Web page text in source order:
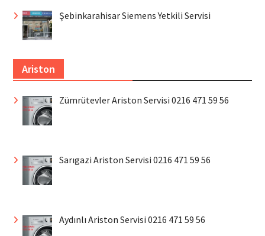
Şebinkarahisar Siemens Yetkili Servisi
Ariston
Zümrütevler Ariston Servisi 0216 471 59 56
Sarıgazi Ariston Servisi 0216 471 59 56
Aydınlı Ariston Servisi 0216 471 59 56